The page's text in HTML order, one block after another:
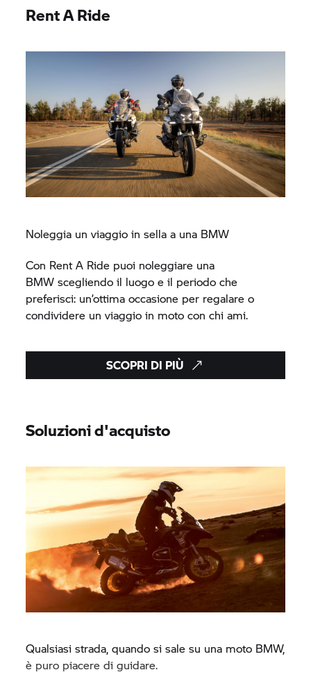
Rent A Ride
Noleggia un viaggio in sella a una BMW
Con Rent A Ride puoi noleggiare una
BMW scegliendo il luogo e il periodo che
preferisci: un’ottima occasione per regalare o
condividere un viaggio in moto con chi ami.
SCOPRI DI PIÙ
Soluzioni d'acquisto
Qualsiasi strada, quando si sale su una moto BMW,
è puro piacere di guidare.